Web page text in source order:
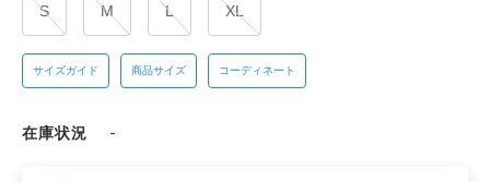
S M L XL
サイズガイド 商品サイズ コーディネート
在庫状況 -